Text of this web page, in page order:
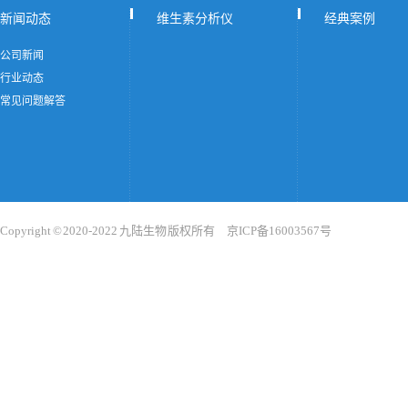
新闻动态
公司新闻
行业动态
常见问题解答
维生素分析仪 经典案例
Copyright © 2020-2022 九陆生物 版权所有 京ICP备16003567号